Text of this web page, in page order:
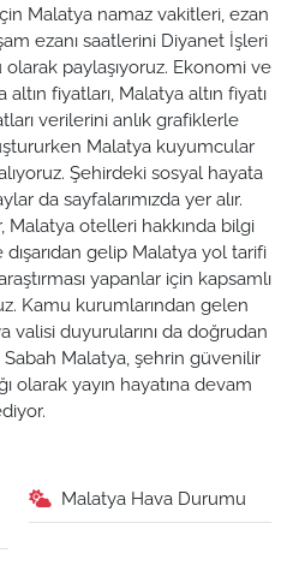
Malatya namaz vakitleri, ezan
ezanı saatlerini Diyanet İşleri
paylaşıyoruz. Ekonomi ve
fiyatları, Malatya altın fiyatı
verilerini anlık grafiklerle
Malatya kuyumcular
Şehirdeki sosyal hayata
da sayfalarımızda yer alır.
Malatya otelleri hakkında bilgi
gelip Malatya yol tarifi
yapanlar için kapsamlı
Kamu kurumlarından gelen
valisi duyurularını da doğrudan
Malatya, şehrin güvenilir
olarak yayın hayatına devam
Malatya Hava Durumu